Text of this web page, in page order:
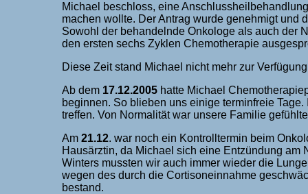
Michael beschloss, eine
machen wollte. Der Antrag wurde genehmigt
Sowohl der behandelnde Onkologe als auch der
den ersten sechs Zyklen Chemotherapie
Diese Zeit stand Michael nicht mehr zur
Ab dem 17.12.2005 hatte Michael
beginnen. So blieben uns einige terminfreie
treffen. Von Normalität war unsere Familie
Am 21.12. war noch ein Kontrolltermin beim
Hausärztin, da Michael sich eine Entzündung am
Winters mussten wir auch immer wieder die
wegen des durch die Cortisoneinnahme
bestand.